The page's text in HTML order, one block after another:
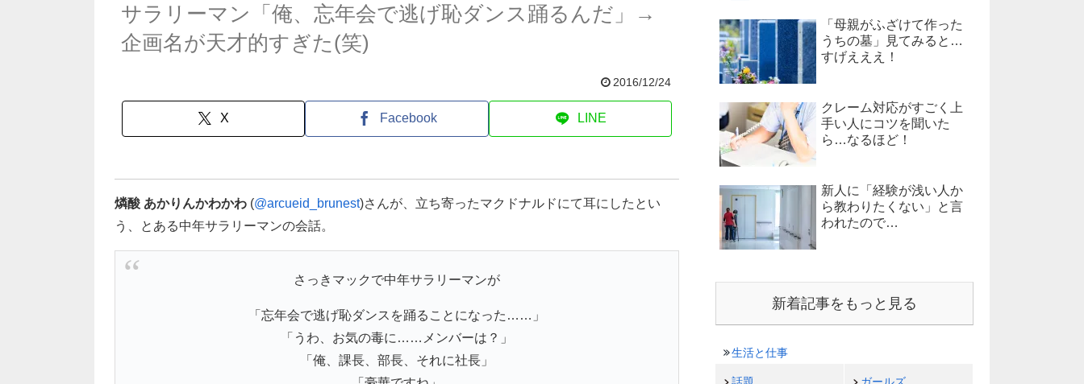
サラリーマン「俺、忘年会で逃げ恥ダンス踊るんだ」→
企画名が天才的すぎた(笑)
2016/12/24
X Facebook LINE
燐酸 あかりんかわかわ (@arcueid_brunest)さんが、立ち寄ったマクドナルドにて耳にしたとい
う、とある中年サラリーマンの会話。
さっきマックで中年サラリーマンが
「忘年会で逃げ恥ダンスを踊ることになった……」
「うわ、お気の毒に……メンバーは？」
「俺、課長、部長、それに社長」
「母親がふざけて作った
うちの墓」見てみると…
すげえええ！
クレーム対応がすごく上
手い人にコツを聞いた
ら…なるほど！
新人に「経験が浅い人か
ら教わりたくない」と言
われたので…
新着記事をもっと見る
生活と仕事
話題 ガールズ